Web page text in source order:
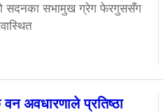
सदनका सभामुख ग्रेग फेरगुससँग
अवधारणाले प्रतिष्ठा